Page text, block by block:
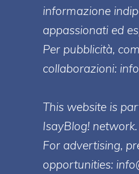
informazione
appassionati ed
Per pubblicità,
collaborazioni:
This website is
IsayBlog! network.
For advertising,
opportunities: